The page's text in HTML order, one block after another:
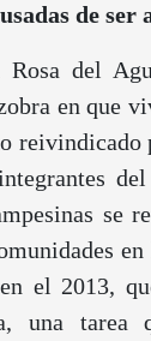
de
Rosa del
en que
reivindicado
se
el 2013,
una tarea